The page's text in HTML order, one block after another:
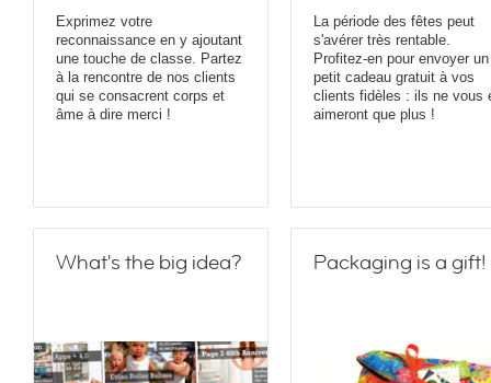
Exprimez votre
reconnaissance en y ajoutant
une touche de classe. Partez
à la rencontre de nos clients
qui se consacrent corps et
âme à dire merci !
La période des fêtes peut
s'avérer très rentable.
Profitez-en pour envoyer un
petit cadeau gratuit à vos
clients fidèles : ils ne vous
aimeront que plus !
What's the big idea? Packaging is a gift!